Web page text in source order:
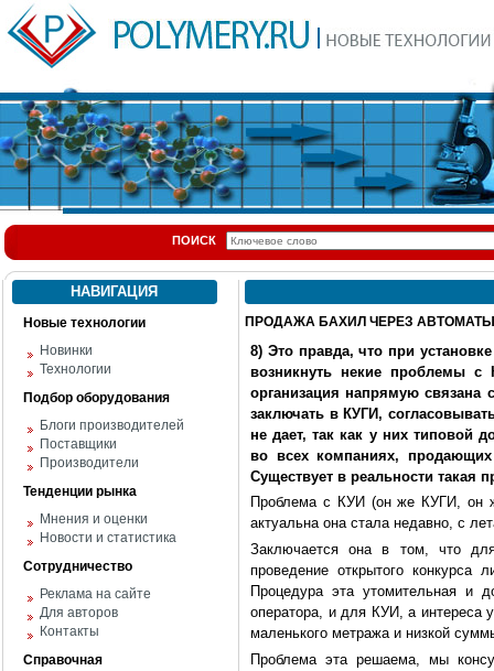
ПОИСК
НАВИГАЦИЯ
Новые технологии
Новинки
Технологии
Подбор оборудования
Блоги производителей
Поставщики
Производители
Тенденции рынка
Мнения и оценки
Новости и статистика
Сотрудничество
Реклама на сайте
Для авторов
Контакты
Справочная
ПРОДАЖА БАХИЛ ЧЕРЕЗ АВТОМАТЫ
8) Это правда, что при
возникнуть некие проблемы с
организация напрямую связана
заключать в КУГИ,
не дает, так как у них типовой
во всех компаниях,
Существует в реальности такая
Проблема с КУИ (он же КУГИ, он
актуальна она стала недавно, с
Заключается она в том, что
проведение открытого конкурса
Процедура эта утомительная и
оператора, и для КУИ, а интереса
маленького метража и низкой
Проблема эта решаема, мы